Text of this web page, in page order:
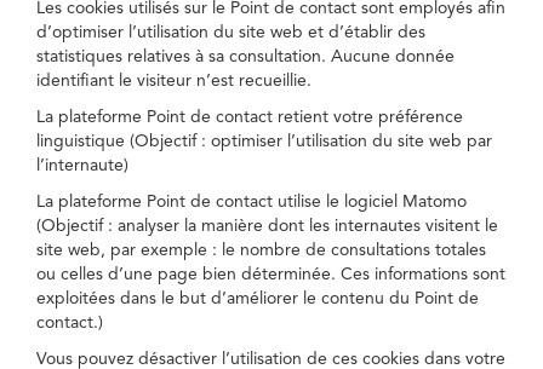
Les cookies utilisés sur le Point de contact sont employés afin
d’optimiser l’utilisation du site web et d’établir des
statistiques relatives à sa consultation. Aucune donnée
identifiant le visiteur n’est recueillie.
La plateforme Point de contact retient votre préférence
linguistique (Objectif : optimiser l’utilisation du site web par
l’internaute)
La plateforme Point de contact utilise le logiciel Matomo
(Objectif : analyser la manière dont les internautes visitent le
site web, par exemple : le nombre de consultations totales
ou celles d’une page bien déterminée. Ces informations sont
exploitées dans le but d’améliorer le contenu du Point de
contact.)
Vous pouvez désactiver l’utilisation de ces cookies dans votre